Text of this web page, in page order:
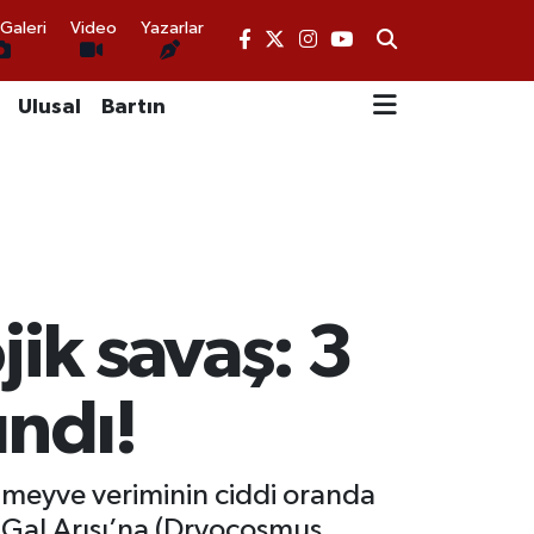
Video Yazarlar
Ulusal Bartın
savaş: 3
veriminin ciddi oranda